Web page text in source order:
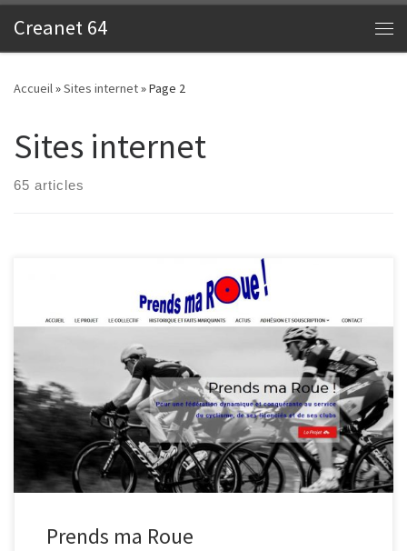
Skip to content
Creanet 64
Accueil»Sites internet»Page 2
Sites internet
65 articles
Prends ma Roue